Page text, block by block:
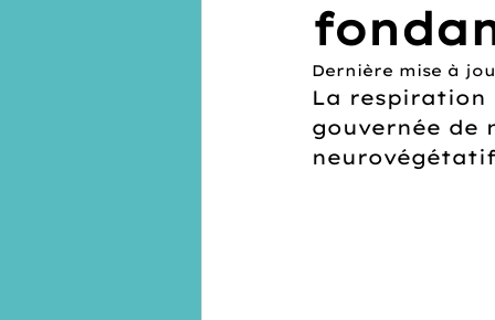
Dernière mise à
La respiration
gouvernée de